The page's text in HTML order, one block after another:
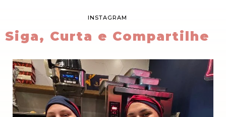
INSTAGRAM
Siga, Curta e Compartilhe